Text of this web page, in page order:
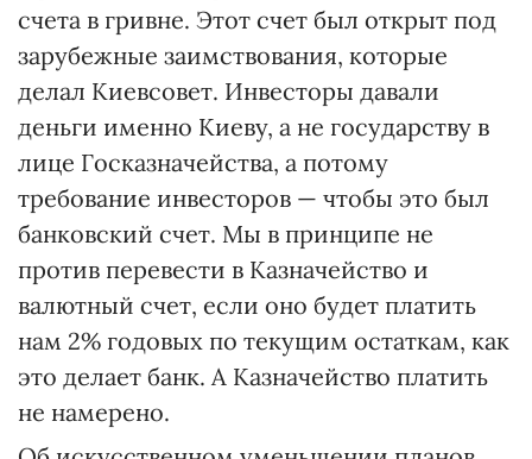
счета в гривне. Этот счет был открыт под
зарубежные заимствования, которые
делал Киевсовет. Инвесторы давали
деньги именно Киеву, а не государству в
лице Госказначейства, а потому
требование инвесторов — чтобы это был
банковский счет. Мы в принципе не
против перевести в Казначейство и
валютный счет, если оно будет платить
нам 2% годовых по текущим остаткам, как
это делает банк. А Казначейство платить
не намерено.